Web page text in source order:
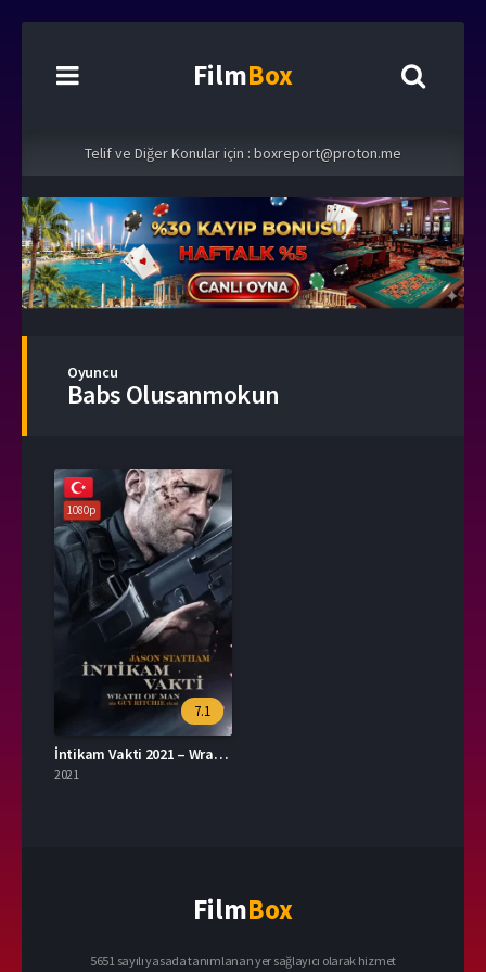
FilmBox
Telif ve Diğer Konular için : boxreport@proton.me
Oyuncu
Babs Olusanmokun
1080p
7.1
İntikam Vakti 2021 – Wrath of Man 1080p Turkce Dublaj izle
2021
FilmBox
5651 sayılı yasada tanımlanan yer sağlayıcı olarak hizmet